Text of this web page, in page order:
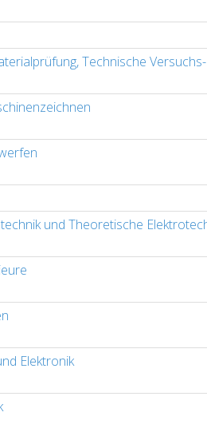
Technische
und Theoretische
Elektronik